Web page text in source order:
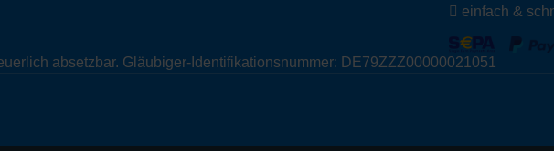
einfach &
absetzbar. Gläubiger-Identifikationsnummer: DE79ZZZ00000021051